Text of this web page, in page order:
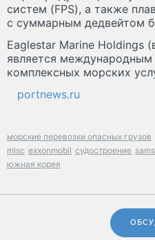
систем (FPS), а также
с суммарным дедвейтом
Eaglestar Marine Holdings
является
комплексных морских
portnews.ru
морские перевозки опасных грузов
misc exxonmobil судостроение
южная корея